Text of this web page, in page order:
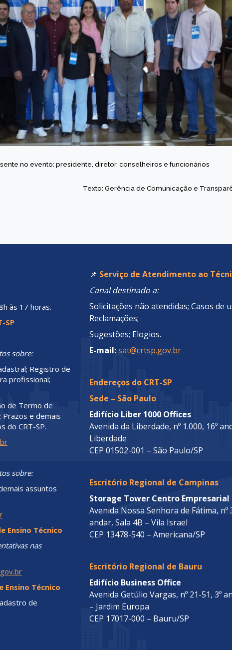
no evento: presidente, diretor, conselheiros e funcionários
Texto: Gerência de Comunicação e
às 17 horas.
SP
sobre:
Registro de
profissional;
de Termo de
Prazos e demais
do CRT-SP.
sobre:
assuntos
Ensino Técnico
nas
Técnico
de
📌 Serviço de Atendimento ao
Canal destinado a:
Solicitações não atendidas; Casos de
Reclamações;
Sugestões; Elogios.
E-mail:sat@crtsp.gov.br
Endereços do CRT-SP
Sede – São Paulo
Edifício Liber 1000 Offices
Avenida da Liberdade, nº 1.000, 16º
Liberdade
CEP 01502-001 – São Paulo/SP
Escritório Regional de Campinas
Storage Tower Centro Empresarial
Avenida Nossa Senhora de Fátima, nº
andar, Sala 4B – Vila Israel
CEP 13478-540 – Americana/SP
Escritório Regional de Bauru
Edifício Business Office
Avenida Getúlio Vargas, nº 21-51, 3º
– Jardim Europa
CEP 17017-000 – Bauru/SP